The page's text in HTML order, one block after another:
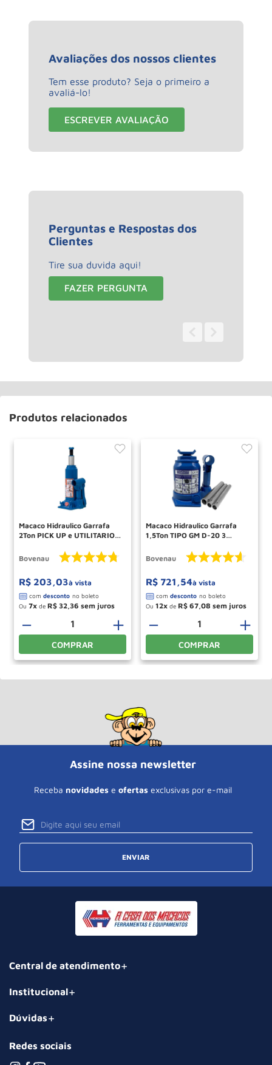
Avaliações dos nossos clientes
Tem esse produto? Seja o primeiro a
avaliá-lo!
ESCREVER AVALIAÇÃO
Perguntas e Respostas dos
Clientes
Tire sua duvida aqui!
FAZER PERGUNTA
Produtos relacionados
Macaco Hidraulico Garrafa
2Ton PICK UP e UTILITARIOS
Bovenau
R$ 203,03à vista
Ou 7 de R$ 32 36
＋
－
COMPRAR
Macaco Hidraulico Garrafa
1,5Ton TIPO GM D-20 3
BOVENAU
Bovenau
R$ 721 ,54à vista
Ou 12 de R$ 67 08
＋
－
COMPRAR
Assine nossa newsletter
Receba novidades e ofertas exclusivas por e-mail
ENVIAR
Central de atendimento
Institucional
Dúvidas
Redes sociais